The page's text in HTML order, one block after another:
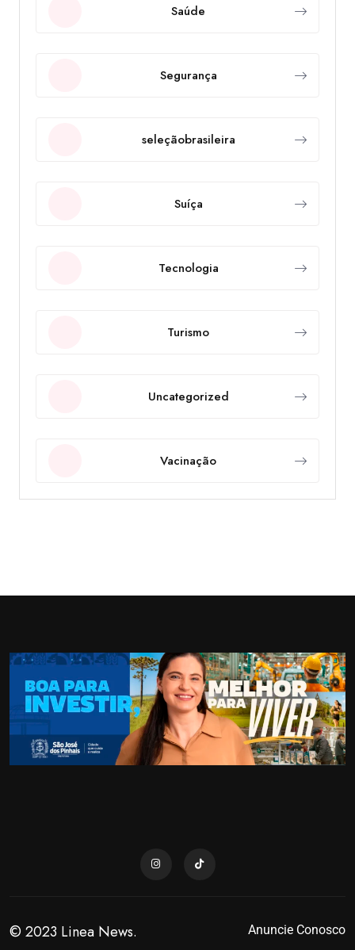
Saúde
Segurança
seleçãobrasileira
Suíça
Tecnologia
Turismo
Uncategorized
Vacinação
© 2023 Linea News. Anuncie Conosco